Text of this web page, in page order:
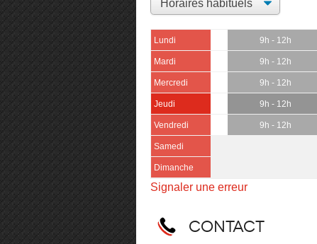
Lundi 9h - 12h
Mardi 9h - 12h
Mercredi 9h - 12h
Jeudi 9h - 12h
Vendredi 9h - 12h
Samedi
Dimanche
Signaler une erreur
Contact